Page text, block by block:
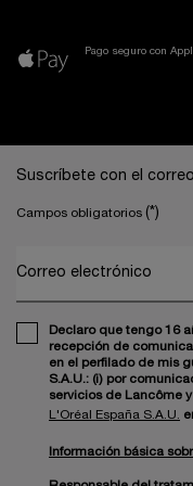
Pago seguro con
Suscríbete con el
Campos obligatorios (*)
Correo electrónico
Declaro que tengo 16
recepción de
en el perfilado de mis
S.A.U.: (i) por
servicios de Lancôme
L'Oréal España S.A.U.
Información básica